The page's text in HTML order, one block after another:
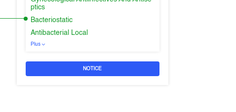
ptics
Bacteriostatic
Antibacterial Local
Plus
NOTICE